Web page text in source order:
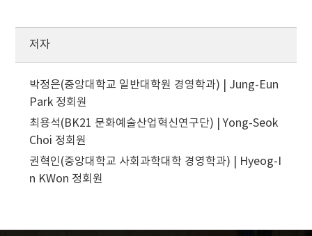
저자
박정은(중앙대학교 일반대학원 경영학과) | Jung-Eun
Park 정회원
최용석(BK21 문화예술산업혁신연구단) | Yong-Seok
Choi 정회원
권혁인(중앙대학교 사회과학대학 경영학과) | Hyeog-I
n KWon 정회원